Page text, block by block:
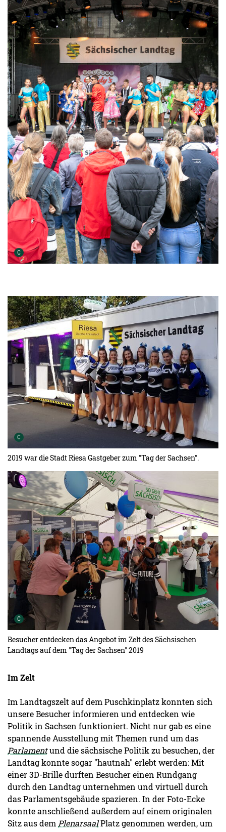
C Urheber der Grafik:
C Urheber der Grafik:
2019 war die Stadt Riesa Gastgeber zum "Tag der Sachsen".
C Urheber der Grafik:
Besucher entdecken das Angebot im Zelt des Sächsischen
Landtags auf dem "Tag der Sachsen" 2019
Im Zelt
Im Landtagszelt auf dem Puschkinplatz konnten sich
unsere Besucher informieren und entdecken wie
Politik in Sachsen funktioniert. Nicht nur gab es eine
spannende Ausstellung mit Themen rund um das
Parlamentund die sächsische Politik zu besuchen, der
Landtag konnte sogar "hautnah" erlebt werden: Mit
einer 3D-Brille durften Besucher einen Rundgang
durch den Landtag unternehmen und virtuell durch
das Parlamentsgebäude spazieren. In der Foto-Ecke
konnte anschließend außerdem auf einem originalen
Sitz aus dem PlenarsaalPlatz genommen werden, um